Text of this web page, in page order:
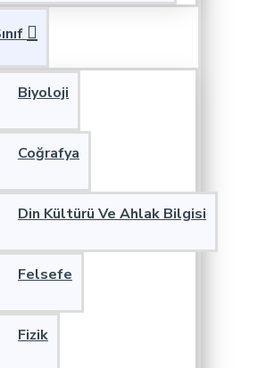
Biyoloji
Coğrafya
Din Kültürü Ve Ahlak Bilgisi
Felsefe
Fizik